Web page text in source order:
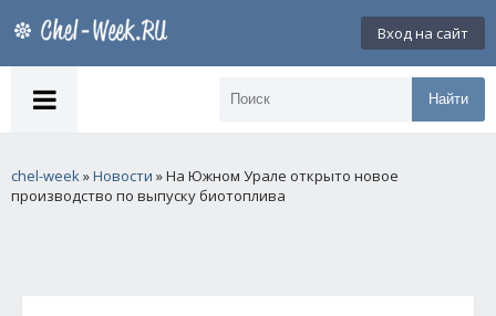
Вход на сайт
Найти
chel-week»Новости » На Южном Урале открыто новое
производство по выпуску биотоплива